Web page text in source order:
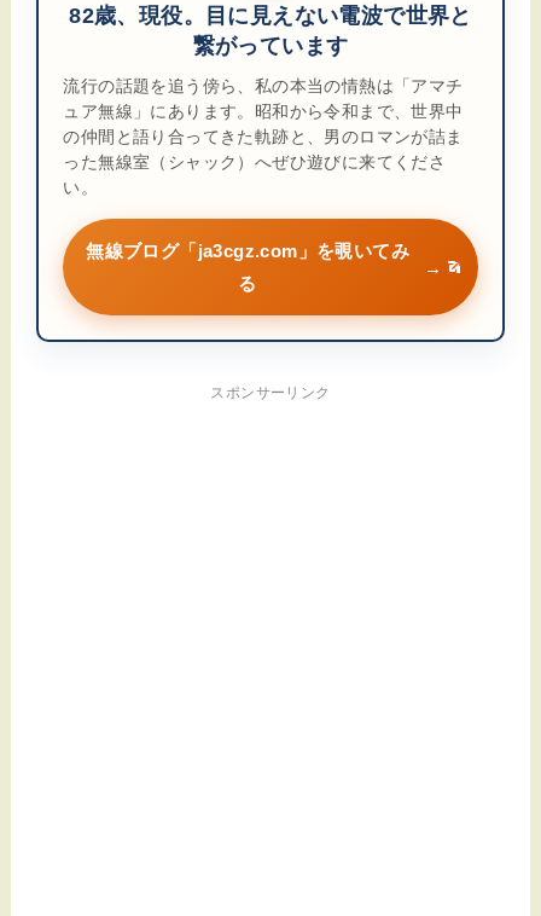
82歳、現役。目に見えない電波で世界と
繋がっています
流行の話題を追う傍ら、私の本当の情熱は「アマチ
ュア無線」にあります。昭和から令和まで、世界中
の仲間と語り合ってきた軌跡と、男のロマンが詰ま
った無線室（シャック）へぜひ遊びに来てくださ
い。
無線ブログ「ja3cgz.com」を覗いてみ
る
→
スポンサーリンク